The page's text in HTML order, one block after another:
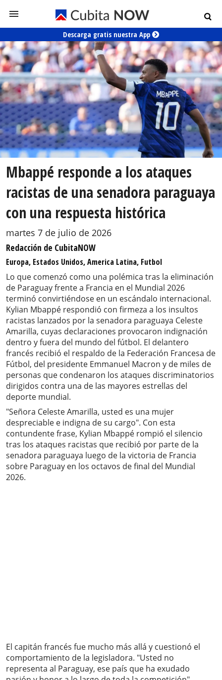
Descarga gratis nuestra App
Mbappé responde a los ataques
racistas de una senadora paraguaya
con una respuesta histórica
martes 7 de julio de 2026
Redacción de CubitaNOW
Europa, Estados Unidos, America Latina, Futbol
Lo que comenzó como una polémica tras la eliminación
de Paraguay frente a Francia en el Mundial 2026
terminó convirtiéndose en un escándalo internacional.
Kylian Mbappé respondió con firmeza a los insultos
racistas lanzados por la senadora paraguaya Celeste
Amarilla, cuyas declaraciones provocaron indignación
dentro y fuera del mundo del fútbol. El delantero
francés recibió el respaldo de la Federación Francesa de
Fútbol, del presidente Emmanuel Macron y de miles de
personas que condenaron los ataques discriminatorios
dirigidos contra una de las mayores estrellas del
deporte mundial.
"Señora Celeste Amarilla, usted es una mujer
despreciable e indigna de su cargo". Con esta
contundente frase, Kylian Mbappé rompió el silencio
tras los ataques racistas que recibió por parte de la
senadora paraguaya luego de la victoria de Francia
sobre Paraguay en los octavos de final del Mundial
2026.
El capitán francés fue mucho más allá y cuestionó el
comportamiento de la legisladora. "Usted no
representa al Paraguay, ese país que ha exudado